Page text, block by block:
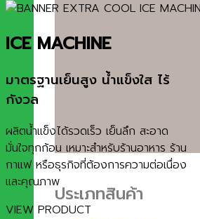
ประเภทสินค้า
ICE MACHINE
มาตรฐานเย็นสูง น้ำแข็งใส ไร้
กังวล
ผลิตน้ำแข็งได้รวดเร็ว เย็นลึก สะอาด
มั่นใจทุกก้อน เหมาะสำหรับร้านอาหาร ร้าน
กาแฟ หรือธุรกิจที่ต้องการความต่อเนื่อง
และคุณภาพ
VIEW PRODUCT